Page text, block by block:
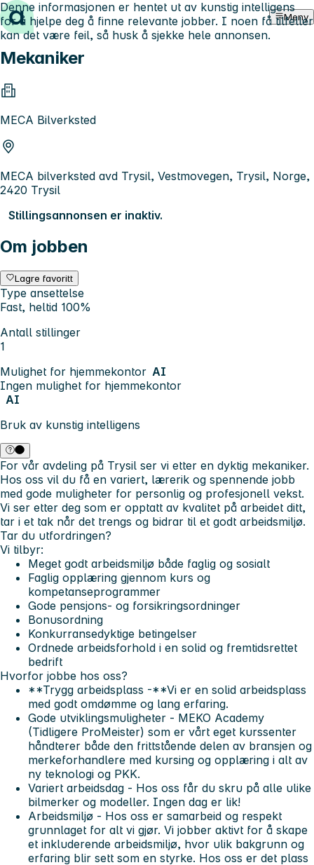
Hopp til innhold Meny
Mekaniker
MECA Bilverksted
MECA bilverksted avd Trysil, Vestmovegen, Trysil, Norge,
2420 Trysil
Stillingsannonsen er inaktiv.
Om jobben
Lagre favoritt
Type ansettelse
Fast, heltid 100%
Antall stillinger
1
Mulighet for hjemmekontor AI
Ingen mulighet for hjemmekontor
AI
Bruk av kunstig intelligens
Denne informasjonen er hentet ut av kunstig intelligens
for å hjelpe deg å finne relevante jobber. I noen få tilfeller
kan det være feil, så husk å sjekke hele annonsen.
For vår avdeling på Trysil ser vi etter en dyktig mekaniker.
Hos oss vil du få en variert, lærerik og spennende jobb
med gode muligheter for personlig og profesjonell vekst.
Vi ser etter deg som er opptatt av kvalitet på arbeidet ditt,
tar i et tak når det trengs og bidrar til et godt arbeidsmiljø.
Tar du utfordringen?
Vi tilbyr:
Meget godt arbeidsmiljø både faglig og sosialt
Faglig opplæring gjennom kurs og
kompetanseprogrammer
Gode pensjons- og forsikringsordninger
Bonusordning
Konkurransedyktige betingelser
Ordnede arbeidsforhold i en solid og fremtidsrettet
bedrift
Hvorfor jobbe hos oss?
**Trygg arbeidsplass -**Vi er en solid arbeidsplass
med godt omdømme og lang erfaring.
Gode utviklingsmuligheter - MEKO Academy
(Tidligere ProMeister) som er vårt eget kurssenter
håndterer både den frittstående delen av bransjen og
merkeforhandlere med kursing og opplæring i alt av
ny teknologi og PKK.
Variert arbeidsdag - Hos oss får du skru på alle ulike
bilmerker og modeller. Ingen dag er lik!
Arbeidsmiljø - Hos oss er samarbeid og respekt
grunnlaget for alt vi gjør. Vi jobber aktivt for å skape
et inkluderende arbeidsmiljø, hvor ulik bakgrunn og
erfaring blir sett som en styrke. Hos oss er det plass